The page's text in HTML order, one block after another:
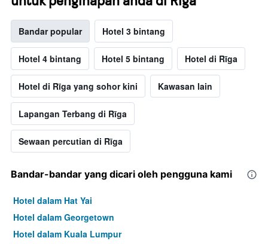
Bandar popular Hotel 3 bintang
Hotel 4 bintang Hotel 5 bintang Hotel di Rīga
Hotel di Rīga yang sohor kini Kawasan lain
Lapangan Terbang di Rīga
Sewaan percutian di Rīga
Bandar-bandar yang dicari oleh pengguna kami
Hotel dalam Hat Yai
Hotel dalam Georgetown
Hotel dalam Kuala Lumpur